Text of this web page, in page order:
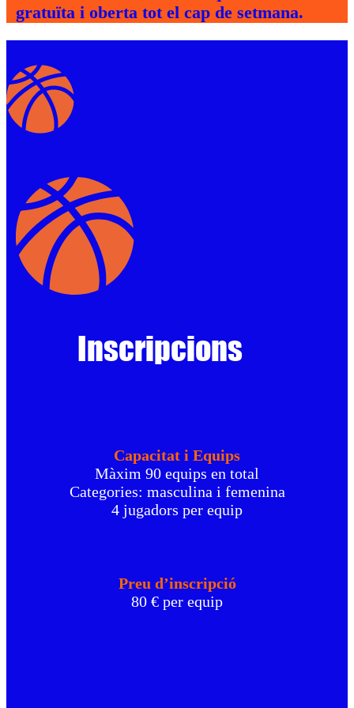
gratuïta i oberta tot el cap de setmana.
Inscripcions
Capacitat i Equips
Màxim 90 equips en total
Categories: masculina i femenina
4 jugadors per equip
Preu d’inscripció
80 € per equip